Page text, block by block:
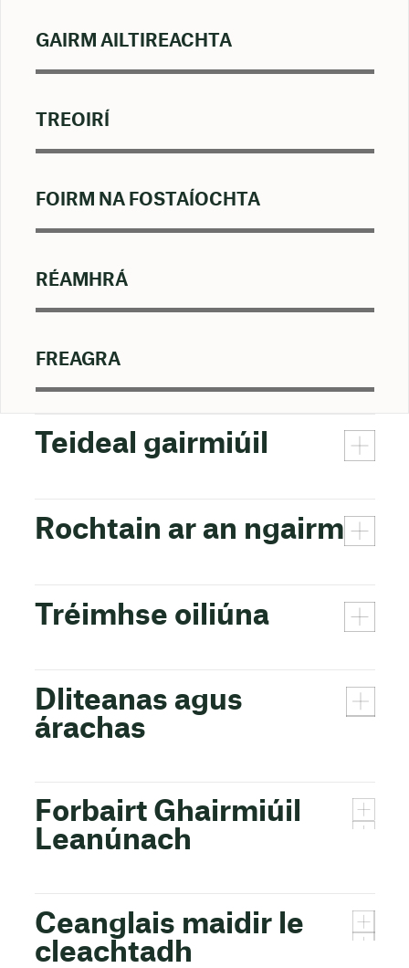
GAIRM AILTIREACHTA
TREOIRÍ
FOIRM NA FOSTAÍOCHTA
RÉAMHRÁ
FREAGRA
Teideal gairmiúil
Rochtain ar an ngairm
Tréimhse oiliúna
Dliteanas agus
árachas
Forbairt Ghairmiúil
Leanúnach
Ceanglais maidir le
cleachtadh